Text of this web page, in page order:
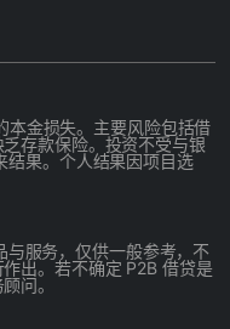
本金损失。主要风险包括借
存款保险。投资不受与银
结果。个人结果因项目选
服务，仅供一般参考，不
出。若不确定 P2B 借贷是
问。